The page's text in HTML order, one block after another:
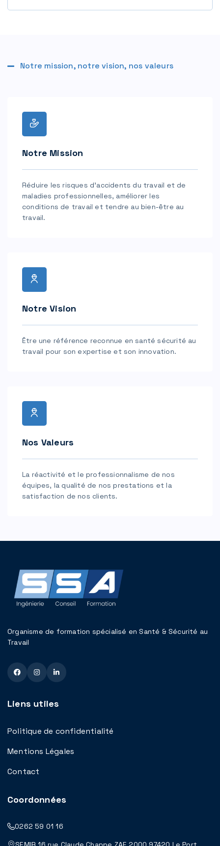
Notre mission, notre vision, nos valeurs
Notre Mission
Réduire les risques d'accidents du travail et de
maladies professionnelles, améliorer les
conditions de travail et tendre au bien-être au
travail.
Notre Vision
Être une référence reconnue en santé sécurité au
travail pour son expertise et son innovation.
Nos Valeurs
La réactivité et le professionnalisme de nos
équipes, la qualité de nos prestations et la
satisfaction de nos clients.
Organisme de formation spécialisé en Santé & Sécurité au
Travail
Liens utiles
Politique de confidentialité
Mentions Légales
Contact
Coordonnées
0262 59 01 16